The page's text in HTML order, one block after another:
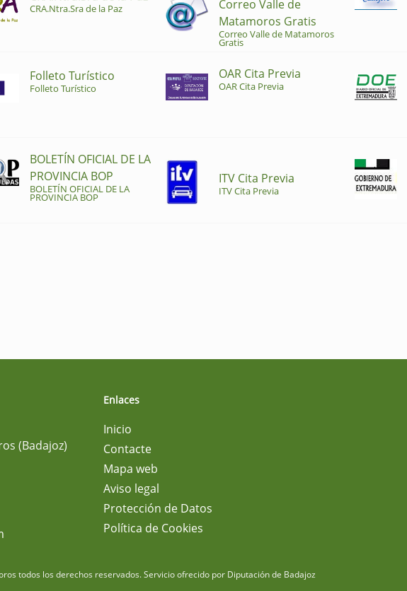
CRA.Ntra.Sra de la Paz
Correo Valle de
Matamoros Gratis
Correo Valle de Matamoros
Gratis
Folleto Turístico
Folleto Turístico
OAR Cita Previa
OAR Cita Previa
BOLETÍN OFICIAL DE LA
PROVINCIA BOP
BOLETÍN OFICIAL DE LA
PROVINCIA BOP
ITV Cita Previa
ITV Cita Previa
(Badajoz)
Enlaces
Inicio
Contacte
Mapa web
Aviso legal
Protección de Datos
Política de Cookies
todos los derechos reservados.Servicio ofrecido por Diputación de Badajoz